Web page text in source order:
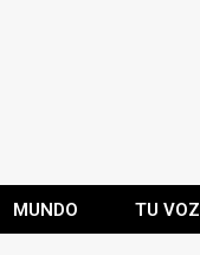
MUNDO TU VOZ